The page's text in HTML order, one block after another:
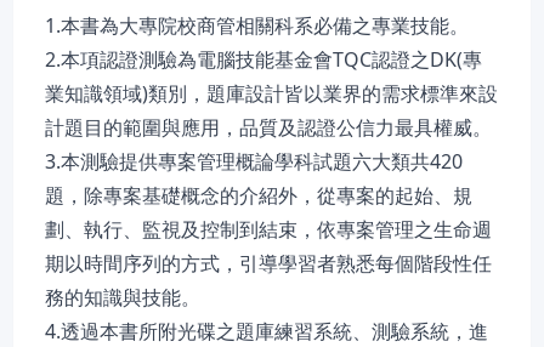
1.本書為大專院校商管相關科系必備之專業技能。
2.本項認證測驗為電腦技能基金會TQC認證之DK(專
業知識領域)類別，題庫設計皆以業界的需求標準來設
計題目的範圍與應用，品質及認證公信力最具權威。
3.本測驗提供專案管理概論學科試題六大類共420
題，除專案基礎概念的介紹外，從專案的起始、規
劃、執行、監視及控制到結束，依專案管理之生命週
期以時間序列的方式，引導學習者熟悉每個階段性任
務的知識與技能。
4.透過本書所附光碟之題庫練習系統、測驗系統，進